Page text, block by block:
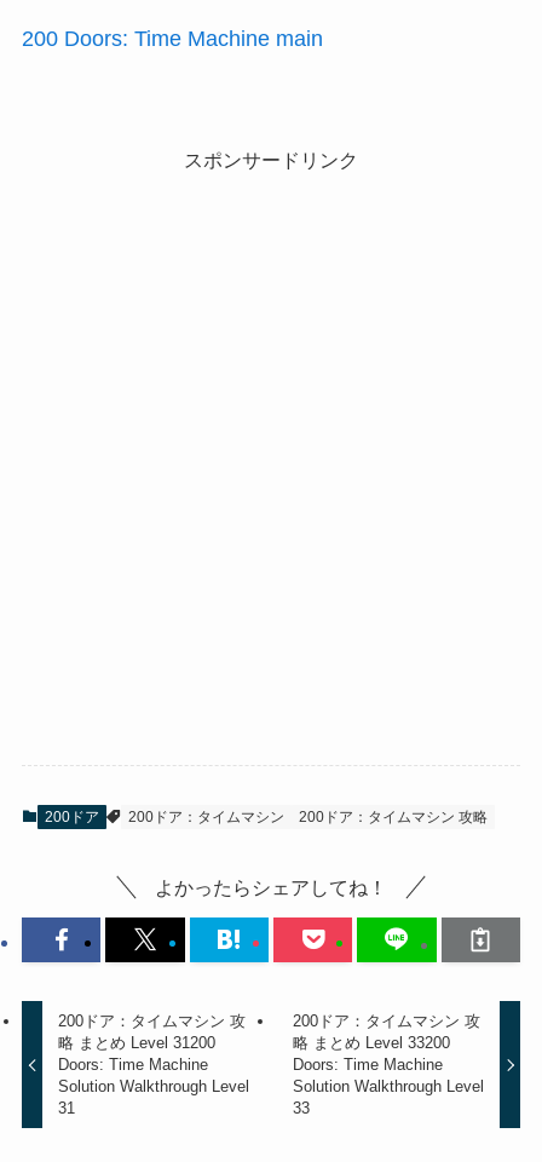
200 Doors: Time Machine main
スポンサードリンク
200ドア 200ドア：タイムマシン 200ドア：タイムマシン 攻略
よかったらシェアしてね！
200ドア：タイムマシン 攻
略 まとめ Level 31 200
Doors: Time Machine
Solution Walkthrough Level
31
200ドア：タイムマシン 攻
略 まとめ Level 33200
Doors: Time Machine
Solution Walkthrough Level
33